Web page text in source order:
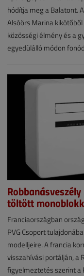
2026.
július
15.
|
VGF&HKL
online
hódítja meg a Balatont.
Alsóörs Marina
közösségi élmény és a
egyedülálló módon
töltött
Hírek
2026.
július
15.
Franciaországban
PVG Csoport
modelljeire. A francia
visszahívási portálján, a
figyelmeztetés szerint a